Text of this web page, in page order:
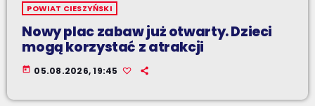
POWIAT CIESZYŃSKI
Nowy plac zabaw już otwarty. Dzieci
mogą korzystać z atrakcji
today 05.08.2026, 19:45